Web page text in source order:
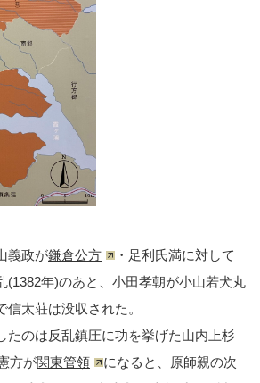
義政が鎌倉公方
・足利氏満に対して
(1382年)のあと、小田孝朝が小山若犬丸
太荘は没収された。
たのは反乱鎮圧に功を挙げた山内上杉
方が関東管領
になると、原師親の次